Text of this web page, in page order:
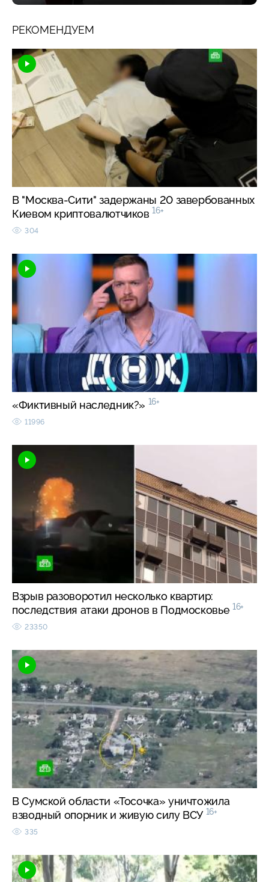
РЕКОМЕНДУЕМ
В "Москва-Сити" задержаны 20 завербованных
Киевом криптовалютчиков 16+
304
«Фиктивный наследник?» 16+
11996
Взрыв разоворотил несколько квартир:
последствия атаки дронов в Подмосковье 16+
23350
В Сумской области «Тосочка» уничтожила
взводный опорник и живую силу ВСУ 16+
335